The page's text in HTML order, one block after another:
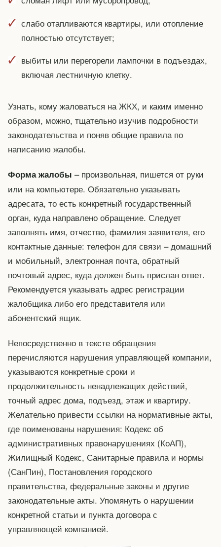
слабо отапливаются квартиры, или отопление
полностью отсутствует;
выбиты или перегорели лампочки в подъездах,
включая лестничную клетку.
Узнать, кому жаловаться на ЖКХ, и каким именно
образом, можно, тщательно изучив подробности
законодательства и поняв общие правила по
написанию жалобы.
Форма жалобы – произвольная, пишется от руки
или на компьютере. Обязательно указывать
адресата, то есть конкретный государственный
орган, куда направлено обращение. Следует
заполнять имя, отчество, фамилия заявителя, его
контактные данные: телефон для связи – домашний
и мобильный, электронная почта, обратный
почтовый адрес, куда должен быть прислан ответ.
Рекомендуется указывать адрес регистрации
жалобщика либо его представителя или
абонентский ящик.
Непосредственно в тексте обращения
перечисляются нарушения управляющей компании,
указываются конкретные сроки и
продолжительность ненадлежащих действий,
точный адрес дома, подъезд, этаж и квартиру.
Желательно привести ссылки на нормативные акты,
где поименованы нарушения: Кодекс об
административных правонарушениях (КоАП),
Жилищный Кодекс, Санитарные правила и нормы
(СанПин), Постановления городского
правительства, федеральные законы и другие
законодательные акты. Упомянуть о нарушении
конкретной статьи и пункта договора с
управляющей компанией.